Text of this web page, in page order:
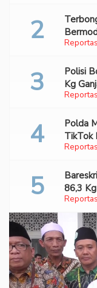
Polisi
Kg
Polda
TikTok
86,3
Diburu